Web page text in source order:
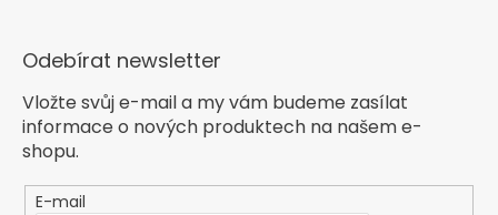
Odebírat newsletter
Vložte svůj e-mail a my vám budeme zasílat
informace o nových produktech na našem e-
shopu.
E-mail